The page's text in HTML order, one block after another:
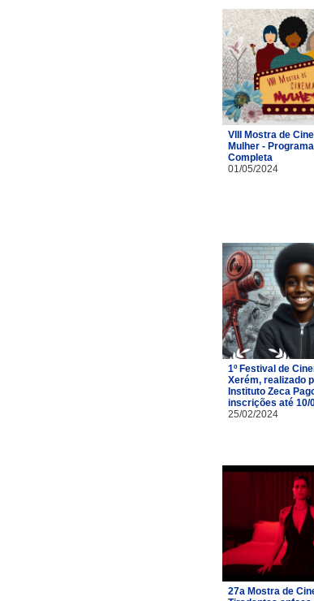
VIII Mostra de
Mulher -
Completa
01/05/2024
1º Festival de
Xerém, realizado
Instituto Zeca
inscrições até 10/
25/02/2024
27a Mostra de